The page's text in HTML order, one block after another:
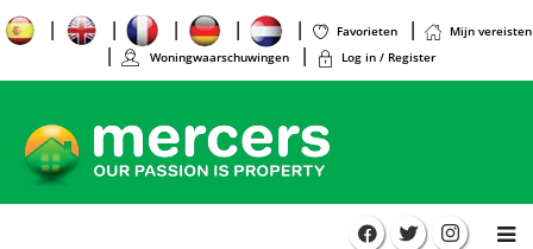
Favorieten
Mijn vereisten
Woningwaarschuwingen
Log in / Register